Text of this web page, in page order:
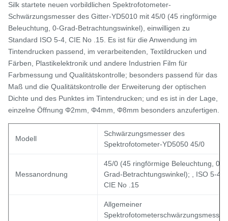
Silk startete neuen vorbildlichen Spektrofotometer-
Schwärzungsmesser des Gitter-YD5010 mit 45/0 (45 ringförmige
Beleuchtung, 0-Grad-Betrachtungswinkel), einwilligen zu
Standard ISO 5-4, CIE No .15. Es ist für die Anwendung im
Tintendrucken passend, im verarbeitenden, Textildrucken und
Färben, Plastikelektronik und andere Industrien Film für
Farbmessung und Qualitätskontrolle; besonders passend für das
Maß und die Qualitätskontrolle der Erweiterung der optischen
Dichte und des Punktes im Tintendrucken; und es ist in der Lage,
einzelne Öffnung Φ2mm, Φ4mm, Φ8mm besonders anzufertigen.
Modell
Schwärzungsmesser des
Spektrofotometer-YD5050 45/0
Messanordnung
45/0 (45 ringförmige Beleuchtung, 0-
Grad-Betrachtungswinkel); , ISO 5-4,
CIE No .15
Allgemeiner
Spektrofotometerschwärzungsmesser,